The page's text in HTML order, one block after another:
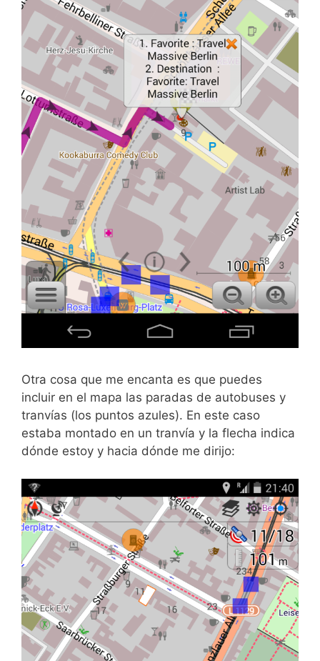
Otra cosa que me encanta es que puedes
incluir en el mapa las paradas de autobuses y
tranvías (los puntos azules). En este caso
estaba montado en un tranvía y la flecha indica
dónde estoy y hacia dónde me dirijo: